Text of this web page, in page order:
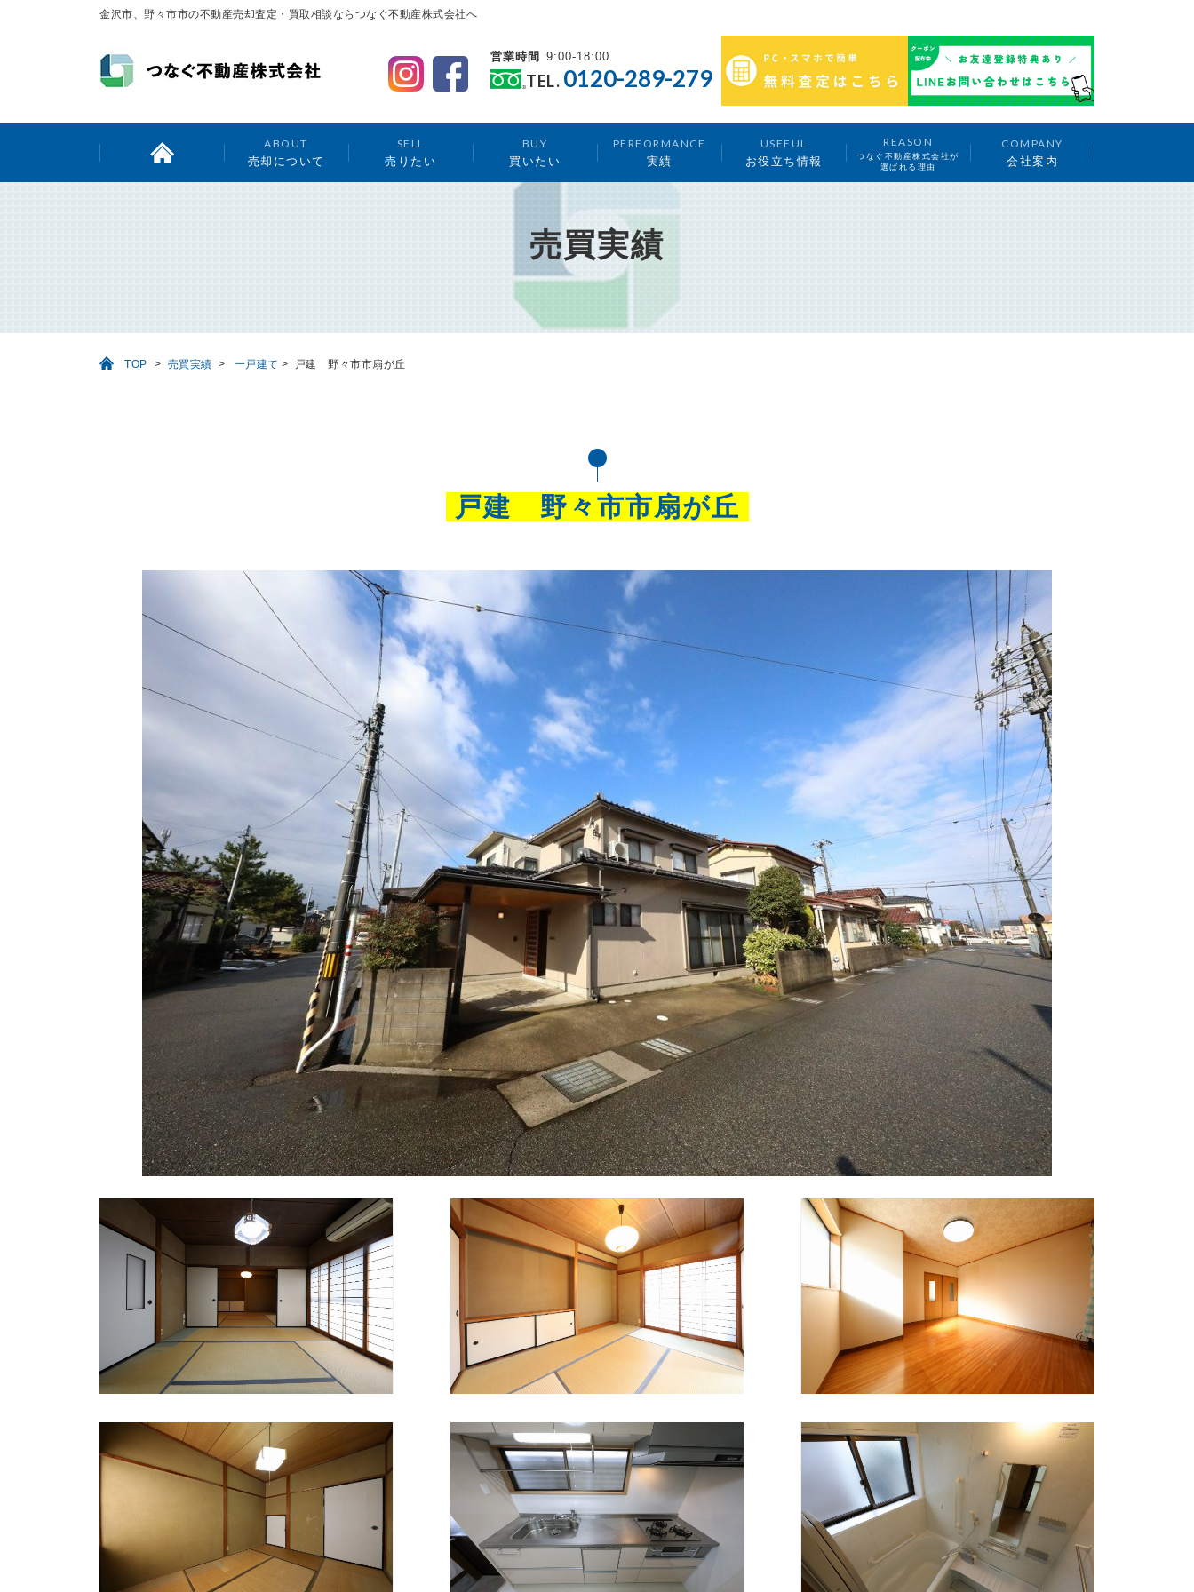
金沢市、野々市市の不動産売却査定・買取相談ならつなぐ不動産株式会社へ
営業時間 9:00-18:00
TEL. 0120-289-279
ABOUT
売却について
SELL
売りたい
BUY
買いたい
PERFORMANCE
実績
USEFUL
お役立ち情報
REASON
つなぐ不動産株式会社が
選ばれる理由
COMPANY
会社案内
売買実績
TOP > 売買実績 > 一戸建て > 戸建 野々市市扇が丘
戸建 野々市市扇が丘